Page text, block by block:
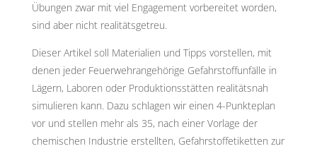
Übungen zwar mit viel Engagement vorbereitet worden,
sind aber nicht realitätsgetreu.
Dieser Artikel soll Materialien und Tipps vorstellen, mit
denen jeder Feuerwehrangehörige Gefahrstoffunfälle in
Lägern, Laboren oder Produktionsstätten realitätsnah
simulieren kann. Dazu schlagen wir einen 4-Punkteplan
vor und stellen mehr als 35, nach einer Vorlage der
chemischen Industrie erstellten, Gefahrstoffetiketten zur